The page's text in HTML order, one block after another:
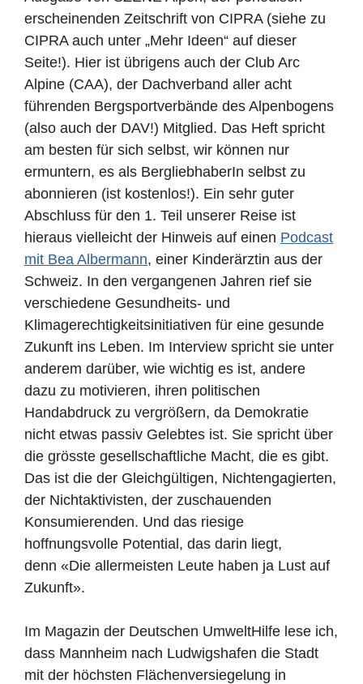
erscheinenden Zeitschrift von CIPRA (siehe zu
CIPRA auch unter „Mehr Ideen“ auf dieser
Seite!). Hier ist übrigens auch der Club Arc
Alpine (CAA), der Dachverband aller acht
führenden Bergsportverbände des Alpenbogens
(also auch der DAV!) Mitglied. Das Heft spricht
am besten für sich selbst, wir können nur
ermuntern, es als BergliebhaberIn selbst zu
abonnieren (ist kostenlos!). Ein sehr guter
Abschluss für den 1. Teil unserer Reise ist
hieraus vielleicht der Hinweis auf einen Podcast
mit Bea Albermann, einer Kinderärztin aus der
Schweiz. In den vergangenen Jahren rief sie
verschiedene Gesundheits- und
Klimagerechtigkeitsinitiativen für eine gesunde
Zukunft ins Leben. Im Interview spricht sie unter
anderem darüber, wie wichtig es ist, andere
dazu zu motivieren, ihren politischen
Handabdruck zu vergrößern, da Demokratie
nicht etwas passiv Gelebtes ist. Sie spricht über
die grösste gesellschaftliche Macht, die es gibt.
Das ist die der Gleichgültigen, Nichtengagierten,
der Nichtaktivisten, der zuschauenden
Konsumierenden. Und das riesige
hoffnungsvolle Potential, das darin liegt,
denn «Die allermeisten Leute haben ja Lust auf
Zukunft».
Im Magazin der Deutschen UmweltHilfe lese ich,
dass Mannheim nach Ludwigshafen die Stadt
mit der höchsten Flächenversiegelung in